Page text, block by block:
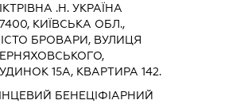
.Н. УКРАЇНА
КИЇВСЬКА ОБЛ.,
БРОВАРИ, ВУЛИЦЯ
15А, КВАРТИРА 142.
БЕНЕЦІФІАРНИЙ